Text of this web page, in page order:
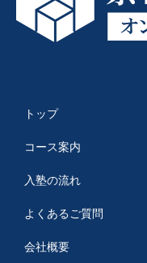
トップ
コース案内
入塾の流れ
よくあるご質問
会社概要